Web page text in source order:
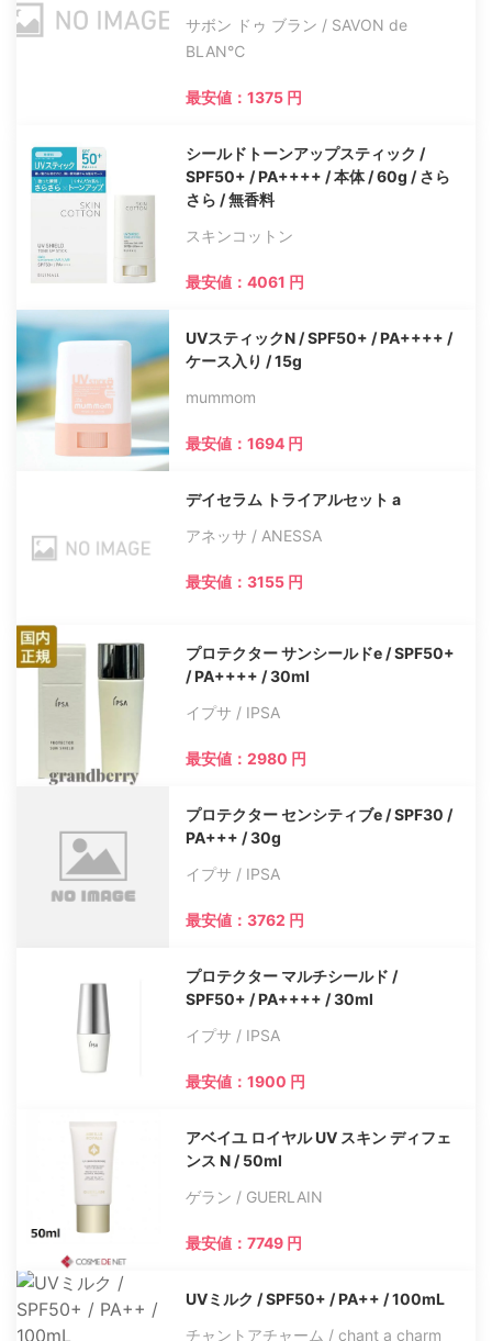
サボン ドゥ ブラン / SAVON de
BLAN℃
最安値：1375 円
シールドトーンアップスティック /
SPF50+ / PA++++ / 本体 / 60g / さら
さら / 無香料
スキンコットン
最安値：4061 円
UVスティックN / SPF50+ / PA++++ /
ケース入り / 15g
mummom
最安値：1694 円
デイセラム トライアルセット a
アネッサ / ANESSA
最安値：3155 円
プロテクター サンシールドe / SPF50+
/ PA++++ / 30ml
イプサ / IPSA
最安値：2980 円
プロテクター センシティブe / SPF30 /
PA+++ / 30g
イプサ / IPSA
最安値：3762 円
プロテクター マルチシールド /
SPF50+ / PA++++ / 30ml
イプサ / IPSA
最安値：1900 円
アベイユ ロイヤル UV スキン ディフェ
ンス N / 50ml
ゲラン / GUERLAIN
最安値：7749 円
UVミルク / SPF50+ / PA++ / 100mL
チャントアチャーム / chant a charm